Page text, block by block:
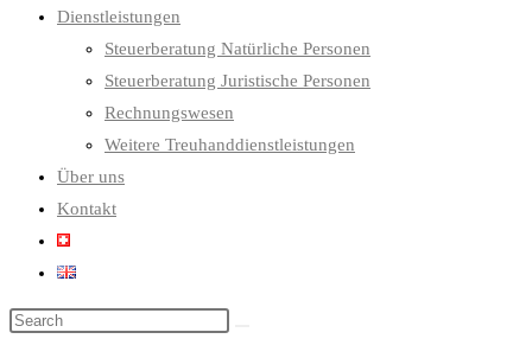
Dienstleistungen
Steuerberatung Natürliche Personen
Steuerberatung Juristische Personen
Rechnungswesen
Weitere Treuhanddienstleistungen
Über uns
Kontakt